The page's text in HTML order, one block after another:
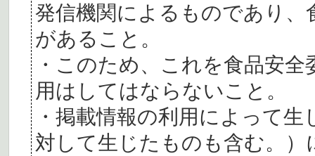
発信機関によるものであり、
があること。
・このため、これを食品安
用はしてはならないこと。
・掲載情報の利用によって
対して生じたものも含む。